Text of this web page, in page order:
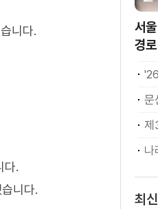
니다.
다.
니다.
서
경
최